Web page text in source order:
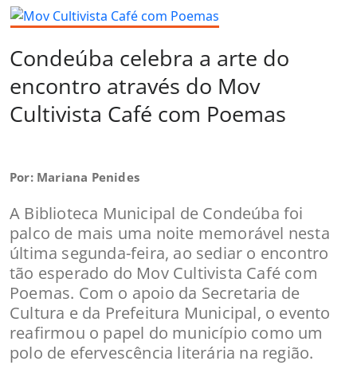
Condeúba celebra a arte do
encontro através do Mov
Cultivista Café com Poemas
Por: Mariana Penides
A Biblioteca Municipal de Condeúba foi
palco de mais uma noite memorável nesta
última segunda-feira, ao sediar o encontro
tão esperado do Mov Cultivista Café com
Poemas. Com o apoio da Secretaria de
Cultura e da Prefeitura Municipal, o evento
reafirmou o papel do município como um
polo de efervescência literária na região.